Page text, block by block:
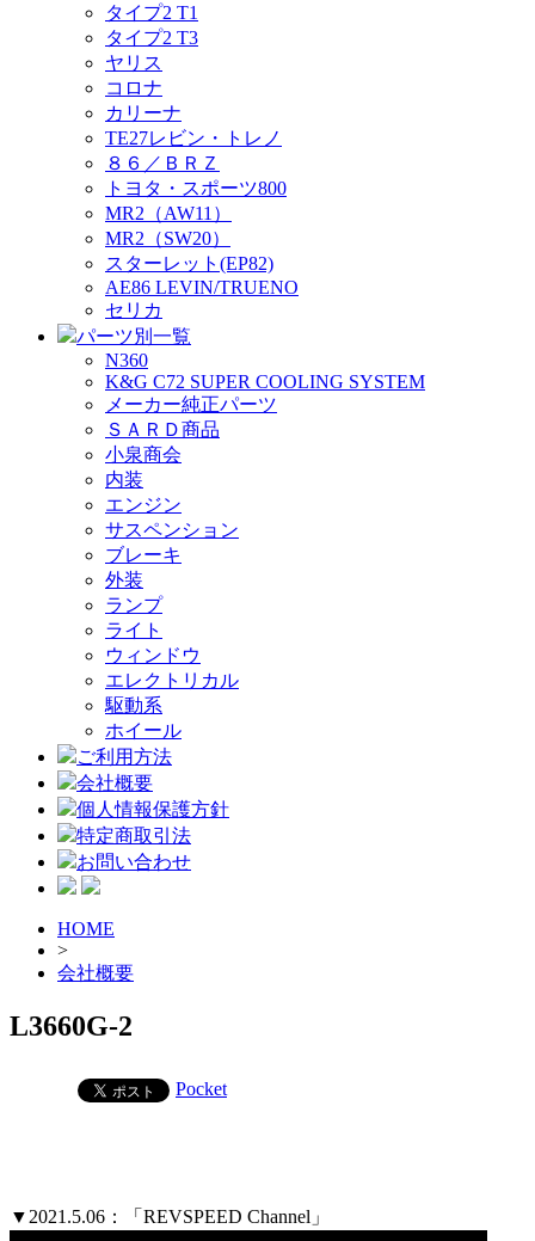
タイプ2 T1
タイプ2 T3
ヤリス
コロナ
カリーナ
TE27レビン・トレノ
８６／ＢＲＺ
トヨタ・スポーツ800
MR2（AW11）
MR2（SW20）
スターレット(EP82)
AE86 LEVIN/TRUENO
セリカ
パーツ別一覧
N360
K&G C72 SUPER COOLING SYSTEM
メーカー純正パーツ
ＳＡＲＤ商品
小泉商会
内装
エンジン
サスペンション
ブレーキ
外装
ランプ
ライト
ウィンドウ
エレクトリカル
駆動系
ホイール
ご利用方法
会社概要
個人情報保護方針
特定商取引法
お問い合わせ
HOME
>
会社概要
L3660G-2
Pocket
▼2021.5.06：「REVSPEED Channel」